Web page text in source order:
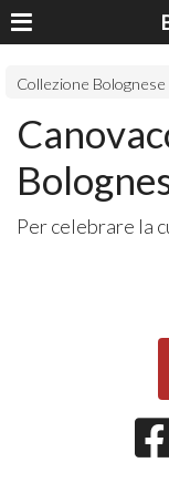
Collezione Bolognese
Per celebrare la